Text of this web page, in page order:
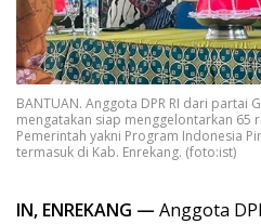
BANTUAN. Anggota DPR RI dari partai
mengatakan siap menggelontarkan 65
Pemerintah yakni Program Indonesia
termasuk di Kab. Enrekang. (foto:ist)
IN, ENREKANG — Anggota